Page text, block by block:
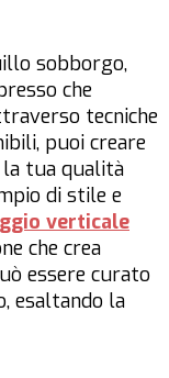
sobborgo,
che
tecniche
puoi creare
la tua qualità
di stile e
verticale
che crea
essere curato
esaltando la